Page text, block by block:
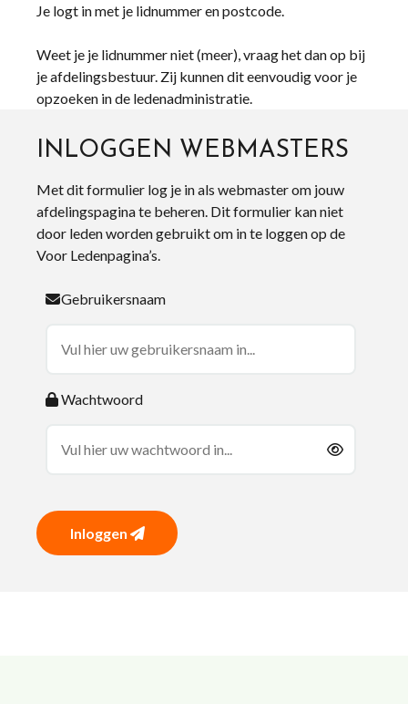
Je logt in met je lidnummer en postcode.
Weet je je lidnummer niet (meer), vraag het dan op bij
je afdelingsbestuur. Zij kunnen dit eenvoudig voor je
opzoeken in de ledenadministratie.
INLOGGEN WEBMASTERS
Met dit formulier log je in als webmaster om jouw
afdelingspagina te beheren. Dit formulier kan niet
door leden worden gebruikt om in te loggen op de
Voor Ledenpagina’s.
Gebruikersnaam
Wachtwoord
Inloggen